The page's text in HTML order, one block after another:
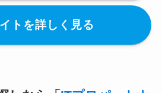
トを詳しく見る